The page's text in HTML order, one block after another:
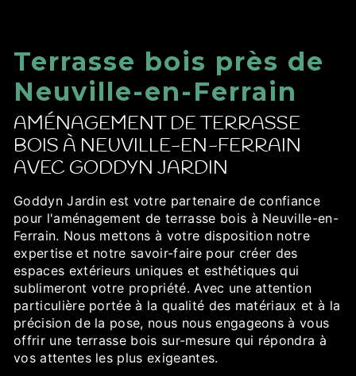
Terrasse bois près de
Neuville-en-Ferrain
AMÉNAGEMENT DE TERRASSE
BOIS À NEUVILLE-EN-FERRAIN
AVEC GODDYN JARDIN
Goddyn Jardin est votre partenaire de confiance
pour l'aménagement de terrasse bois à Neuville-en-
Ferrain. Nous mettons à votre disposition notre
expertise et notre savoir-faire pour créer des
espaces extérieurs uniques et esthétiques qui
sublimeront votre propriété. Avec une attention
particulière portée à la qualité des matériaux et à la
précision de la pose, nous nous engageons à vous
offrir une terrasse bois sur-mesure qui répondra à
vos attentes les plus exigeantes.